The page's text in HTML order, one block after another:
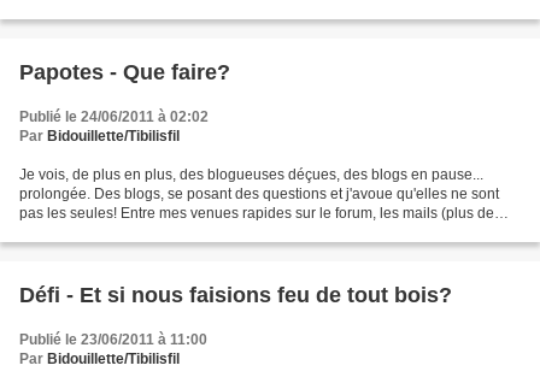
Papotes - Que faire?
Publié le 24/06/2011 à 02:02
Par Bidouillette/Tibilisfil
Je vois, de plus en plus, des blogueuses déçues, des blogs en pause...
prolongée. Des blogs, se posant des questions et j'avoue qu'elles ne sont
pas les seules! Entre mes venues rapides sur le forum, les mails (plus de
Défi - Et si nous faisions feu de tout bois?
Publié le 23/06/2011 à 11:00
Par Bidouillette/Tibilisfil